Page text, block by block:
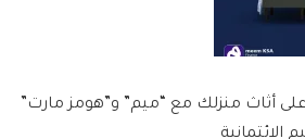
بخصم 15% على أثاث منزلك مع “ميم” و”هومز مارت”